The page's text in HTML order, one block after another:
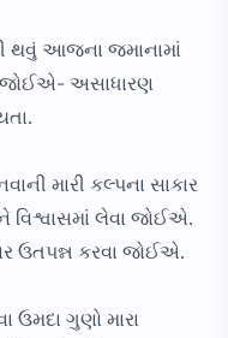
થવું આજના જમાનામાં
જોઈએ- અસાધારણ
મારી કલ્પના સાકાર
વિશ્વાસમાં લેવા જોઈએ.
ઉતપન્ન કરવા જોઈએ.
ઉમદા ગુણો મારા